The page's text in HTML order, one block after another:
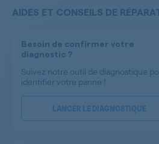
AIDES ET CONSEILS DE
Besoin de confirmer votre
diagnostic ?
Suivez notre outil de diagnostique
identifier votre panne !
LANCER LE DIAGNOSTIQUE